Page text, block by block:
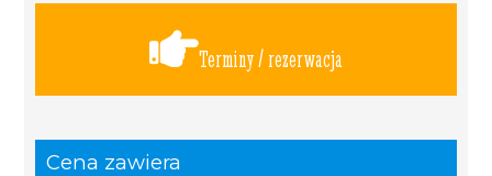
Terminy / rezerwacja
Cena zawiera